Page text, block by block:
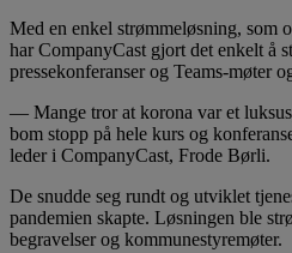
Med en enkel strømmeløsning, som
har CompanyCast gjort det enkelt å
pressekonferanser og Teams-møter
— Mange tror at korona var et
bom stopp på hele kurs og
leder i CompanyCast, Frode Børli.
De snudde seg rundt og utviklet
pandemien skapte. Løsningen ble
begravelser og kommunestyremøter.